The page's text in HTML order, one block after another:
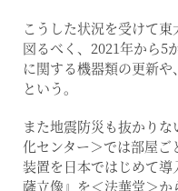
こうした状況を受けて
図るべく、2021年から5
に関する機器類の更新
という。
また地震防災も抜かり
化センター＞では部屋
装置を日本ではじめて
薩立像』を＜法華堂＞